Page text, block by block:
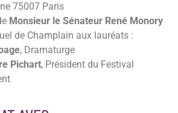
75007 Paris
Monsieur le Sénateur René Monory
de Champlain aux lauréats :
, Dramaturge
Pichart, Président du Festival